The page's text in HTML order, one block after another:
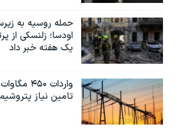
حمله روسیه به
یک هفته خبر داد
واردات
تامین نیاز